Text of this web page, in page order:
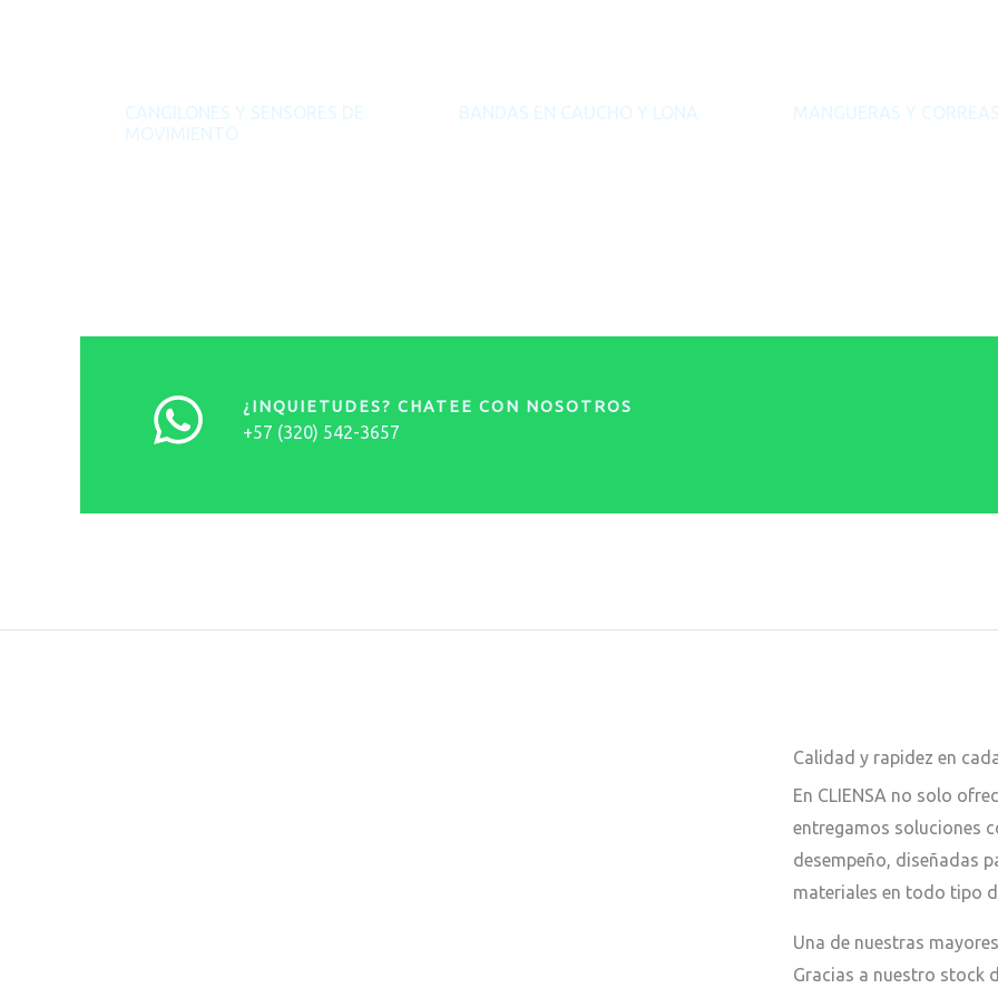
CANGILONES Y SENSORES DE
MOVIMIENTO
BANDAS EN CAUCHO Y LONA MANGUERAS Y CORREAS
¿INQUIETUDES? CHATEE CON NOSOTROS
+57 (320) 542-3657
Calidad y rapidez en
En CLIENSA no solo
entregamos soluciones
desempeño, diseñadas
materiales en todo tipo
Una de nuestras
Gracias a nuestro stock